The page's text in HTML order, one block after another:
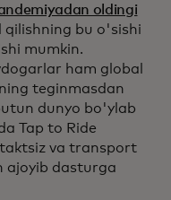
oldingi
qilishning bu o'sishi
mumkin.
ham global
teginmasdan
dunyo bo'ylab
Tap to Ride
va transport
ajoyib dasturga